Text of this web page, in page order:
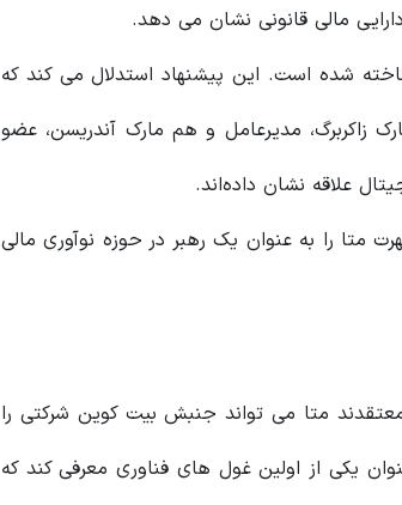
مالی قانونی نشان می دهد.
شده است. این پیشنهاد استدلال می کند که
زاکربرگ، مدیرعامل و هم مارک آندریسن، عضو
علاقه نشان داده‌اند.
متا را به عنوان یک رهبر در حوزه نوآوری مالی
متا می تواند جنبش بیت کوین شرکتی را
یکی از اولین غول های فناوری معرفی کند که